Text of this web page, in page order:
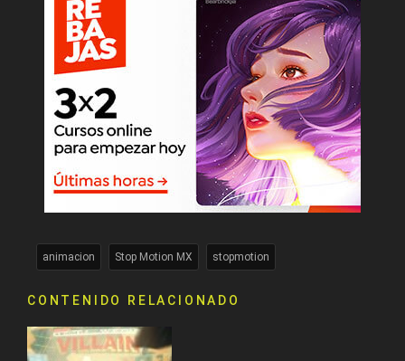
animacion Stop Motion MX stopmotion
CONTENIDO RELACIONADO